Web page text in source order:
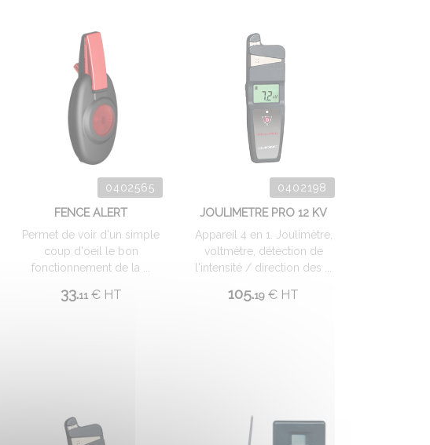
0402565
FENCE ALERT
Permet de voir d'un simple
coup d'oeil le bon
fonctionnement de la ...
33.11 €HT
0402198
JOULIMETRE PRO 12 KV
Appareil 4 en 1. Joulimètre,
voltmètre, détection de
l'intensité / direction des ...
105.19 € HT